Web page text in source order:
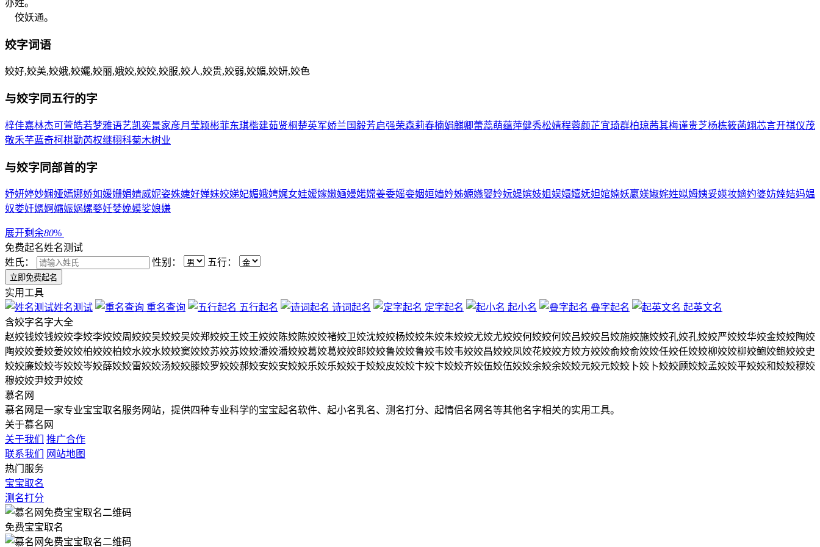
亦姓。
佼妖通。
姣字词语
姣好,姣美,姣娥,姣孋,姣丽,娥姣,姣姣,姣服,姣人,姣贵,姣弱,姣媚,姣妍,姣色
与姣字同五行的字
梓佳嘉林杰可萱皓若梦雅语艺凯奕景家彦月 莹颖彬菲东琪楷建茹贤桐 楚英军娇兰 国毅芳启强荣森莉春楠娟麒卿蕾蕊萌蕴萍健秀松婧程蓉颜芷宜琦群柏琼茜其梅谨贵芝杨栋筱菡翊芯言开祺仪茂
敬禾芊蓝奇柯棋勤芮权继栩科菊木树业
与姣字同部首的字
妤妍婷妙娴娅嫣娜娇如媛姗娟婧威妮姿姝婕好婵妹姣娣妃媚娥娉娓女娃嫒嫁嫩婳嫚婼嫦姜委媱娈姻姮嫱妗姊嫄嬿婴姈妧媞嫔妓姐娱嬛嬉妩妲婠婻妖嬴媄婌姹姓姒姆姨妥媖妆嫡妁婆妨婞姞妈媪
奴娄奸嫕婀孀娠娲嫘婺妊婪娩嫫娑娘嫌
展开剩余80%
免费起名姓名测试
姓氏：
性别： 五行：
实用工具
姓名测试
重名查询 五行起名 诗词起名 定字起名 起小名 叠字起名
起英文名
含姣字名字大全
赵姣钱姣钱姣姣李姣李姣姣周姣姣吴姣姣吴姣郑姣姣王姣王姣姣陈姣陈姣姣褚姣卫姣沈姣姣杨姣姣朱姣朱姣姣尤姣尤姣姣何姣姣何姣吕姣姣吕姣施姣施姣姣孔姣孔姣姣严姣姣华姣金姣姣陶姣
陶姣姣姜姣姜姣姣柏姣姣柏姣水姣水姣姣窦姣姣苏姣苏姣姣潘姣潘姣姣葛姣葛姣姣郎姣姣鲁姣姣鲁姣韦姣韦姣姣昌姣姣凤姣花姣姣方姣方姣姣俞姣俞姣姣任姣任姣姣柳姣姣柳姣鲍姣鲍姣姣史
姣姣廉姣姣岑姣姣岑姣薛姣姣雷姣姣汤姣姣滕姣罗姣姣郝姣安姣安姣姣乐姣乐姣姣于姣姣皮姣姣卞姣卞姣姣齐姣伍姣伍姣姣余姣余姣姣元姣元姣姣 卜姣 卜姣姣顾姣姣孟姣姣平姣姣和姣姣穆姣
穆姣姣尹姣尹姣姣
慕名网
慕名网是一家专业宝宝取名服务网站，提供四种专业科学的宝宝起名软件、起小名乳名、测名打分、起情侣名网名等其他名字相关的实用工具。
关于慕名网
关于我们
推广合作
联系我们
网站地图
热门服务
宝宝取名
测名打分
免费宝宝取名